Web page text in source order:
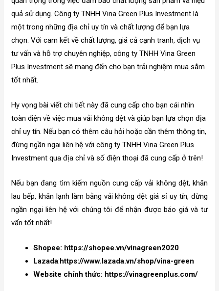
quả sử dụng. Công ty TNHH Vina Green Plus Investment là
một trong những địa chỉ uy tín và chất lượng để bạn lựa
chọn. Với cam kết về chất lượng, giá cả cạnh tranh, dịch vụ
tư vấn và hỗ trợ chuyên nghiệp, công ty TNHH Vina Green
Plus Investment sẽ mang đến cho bạn trải nghiệm mua sắm
tốt nhất.
Hy vọng bài viết chi tiết này đã cung cấp cho bạn cái nhìn
toàn diện về việc mua vải không dệt và giúp bạn lựa chọn địa
chỉ uy tín. Nếu bạn có thêm câu hỏi hoặc cần thêm thông tin,
đừng ngần ngại liên hệ với công ty TNHH Vina Green Plus
Investment qua địa chỉ và số điện thoại đã cung cấp ở trên!
Nếu bạn đang tìm kiếm nguồn cung cấp vải không dệt, khăn
lau bếp, khăn lạnh làm bằng vải không dệt giá sỉ uy tín, đừng
ngần ngại liên hệ với chúng tôi để nhận được báo giá và tư
vấn tốt nhất!
Shopee: https://shopee.vn/vinagreen2020
Lazada:https://www.lazada.vn/shop/vina-green
Website chính thức: https://vinagreenplus.com/